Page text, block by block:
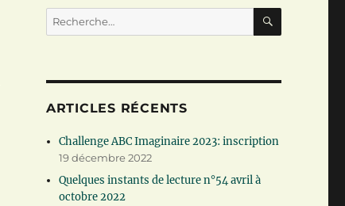
Recherche
pour :
ARTICLES RÉCENTS
Challenge ABC Imaginaire 2023: inscription
19 décembre 2022
Quelques instants de lecture n°54 avril à
octobre 2022